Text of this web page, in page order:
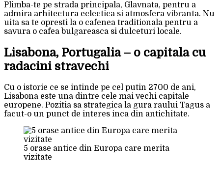
Plimba-te pe strada principala, Glavnata, pentru a
admira arhitectura eclectica si atmosfera vibranta. Nu
uita sa te opresti la o cafenea traditionala pentru a
savura o cafea bulgareasca si dulceturi locale.
Lisabona, Portugalia – o capitala cu
radacini stravechi
Cu o istorie ce se intinde pe cel putin 2700 de ani,
Lisabona este una dintre cele mai vechi capitale
europene. Pozitia sa strategica la gura raului Tagus a
facut-o un punct de interes inca din antichitate.
5 orase antice din Europa care merita
vizitate